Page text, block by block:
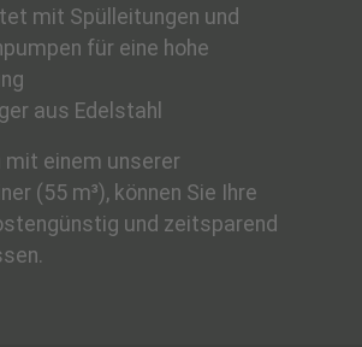
mit Spülleitungen und
für eine hohe
aus Edelstahl
mit einem unserer
(55 m³), können Sie Ihre
und zeitsparend